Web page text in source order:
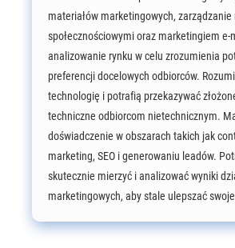
materiałów marketingowych,
społecznościowymi oraz marketingiem e-
analizowanie rynku w celu zrozumienia
preferencji docelowych odbiorców.
technologię i potrafią przekazywać
techniczne odbiorcom nietechnicznym.
doświadczenie w obszarach takich jak
marketing, SEO i generowaniu leadów.
skutecznie mierzyć i analizować wyniki
marketingowych, aby stale ulepszać